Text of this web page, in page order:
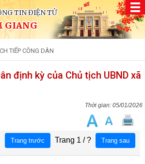
TIN ĐIỆN TỬ
GIANG
TIẾP CÔNG DÂN
định kỳ của Chủ tịch UBND xã
05/01/2026